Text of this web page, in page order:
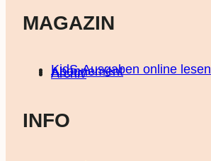
MAGAZIN
KidS-Ausgaben online lesen
Abonnement
Archiv
INFO